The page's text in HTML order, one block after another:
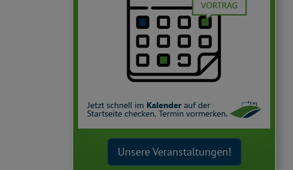
Unsere Veranstaltungen!